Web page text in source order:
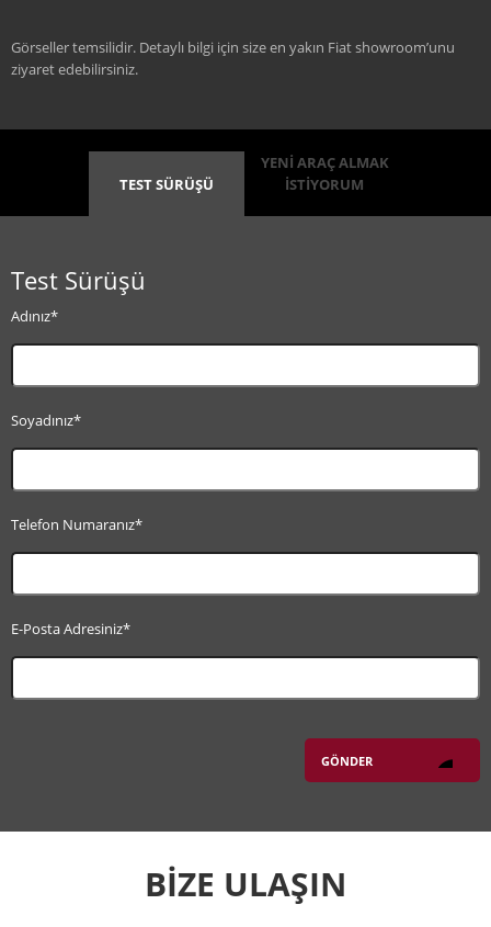
Görseller temsilidir. Detaylı bilgi için size en yakın Fiat showroom’unu
ziyaret edebilirsiniz.
TEST SÜRÜŞÜ
YENİ ARAÇ ALMAK
İSTİYORUM
Test Sürüşü
Adınız*
Soyadınız*
Telefon Numaranız*
E-Posta Adresiniz*
BİZE ULAŞIN